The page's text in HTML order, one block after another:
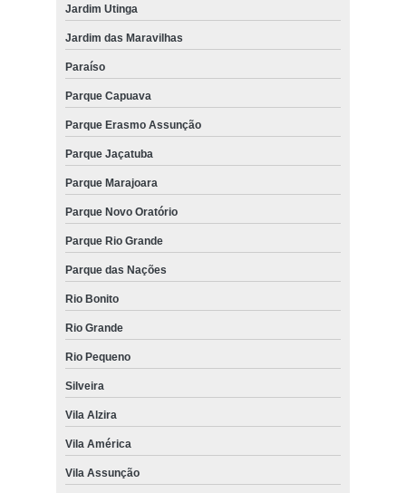
Jardim Utinga
Jardim das Maravilhas
Paraíso
Parque Capuava
Parque Erasmo Assunção
Parque Jaçatuba
Parque Marajoara
Parque Novo Oratório
Parque Rio Grande
Parque das Nações
Rio Bonito
Rio Grande
Rio Pequeno
Silveira
Vila Alzira
Vila América
Vila Assunção